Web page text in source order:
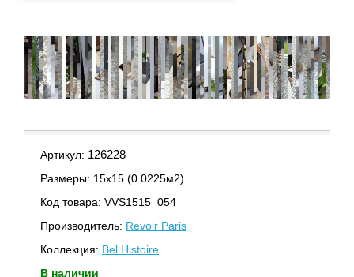
Артикул: 126228
Размеры: 15х15 (0.0225м2)
Код товара: VVS1515_054
Производитель: Revoir Paris
Коллекция: Bel Histoire
В наличии